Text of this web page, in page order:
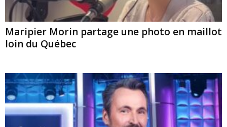
Maripier Morin partage une photo en maillot
loin du Québec